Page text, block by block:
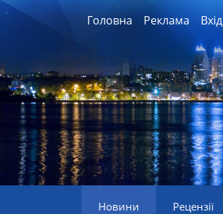
Головна Реклама Вхід
Новини Рецензії